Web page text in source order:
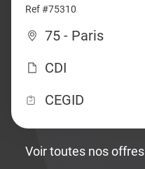
Ref #75310
75 - Paris
CDI
CEGID
Voir toutes nos offres